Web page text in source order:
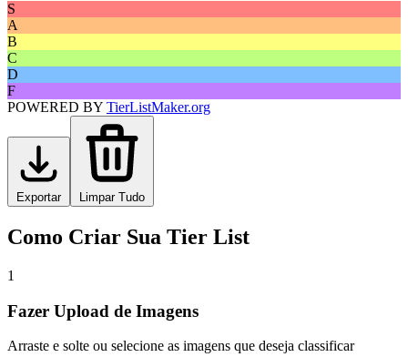
S
A
B
C
D
F
POWERED BY TierListMaker.org
Exportar Limpar Tudo
Como Criar Sua Tier List
1
Fazer Upload de Imagens
Arraste e solte ou selecione as imagens que deseja classificar